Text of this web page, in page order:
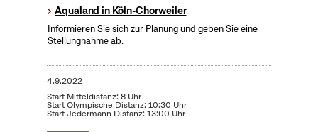
Aqualand in Köln-Chorweiler
Informieren Sie sich zur Planung und geben Sie eine
Stellungnahme ab.
4.9.2022
Start Mitteldistanz: 8 Uhr
Start Olympische Distanz: 10:30 Uhr
Start Jedermann Distanz: 13:00 Uhr